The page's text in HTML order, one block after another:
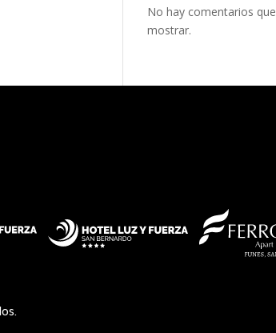
No hay comentarios que
mostrar.